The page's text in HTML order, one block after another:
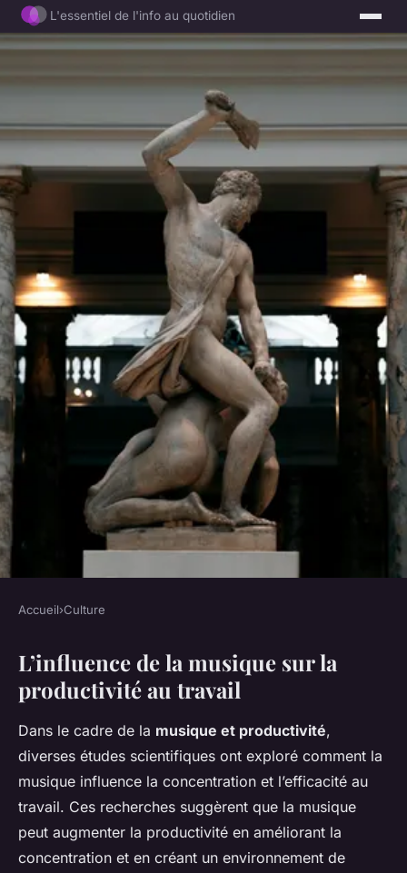
L'essentiel de l'info au quotidien
L'Impact de la Musique sur
Notre Efficacité au Travail :
Découvrez les Secrets
Victor • 18 février 2025• 4 min de lecture
Accueil›Culture
L’influence de la musique sur la
productivité au travail
Dans le cadre de la musique et productivité,
diverses études scientifiques ont exploré comment la
musique influence la concentration et l’efficacité au
travail. Ces recherches suggèrent que la musique
peut augmenter la productivité en améliorant la
concentration et en créant un environnement de